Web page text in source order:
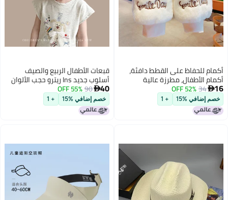
أكمام للحفاظ على القطط دافئة،
أكمام الأطفال، مطرزة عالية
المظهر الدب تعاناقات، الخريف
والشتاء مكافحة الفول الأكمام،
أكمام لطيف
16
34
52% OFF
خصم إضافي %15 + 1
قبعات الأطفال الربيع والصيف
أسلوب جديد Ins ريترو حجب الألوان
سريع الجاف قبعة البيسبول متعددة
الاستخدامات في الهواء الطلق
ظلال الشمس طفل قبعة البيسبول
40
90
55% OFF
خصم إضافي %15 + 1